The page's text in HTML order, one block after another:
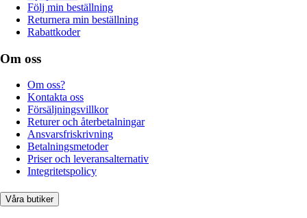
Följ min beställning
Returnera min beställning
Rabattkoder
Om oss
Om oss?
Kontakta oss
Försäljningsvillkor
Returer och återbetalningar
Ansvarsfriskrivning
Betalningsmetoder
Priser och leveransalternativ
Integritetspolicy
Våra butiker